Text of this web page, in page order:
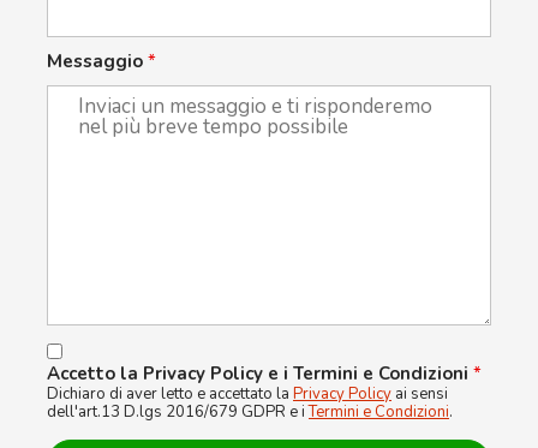
Messaggio *
Accetto la Privacy Policy e i Termini e Condizioni *
Dichiaro di aver letto e accettato la Privacy Policy ai sensi
dell'art.13 D.lgs 2016/679 GDPR e iTermini e Condizioni.